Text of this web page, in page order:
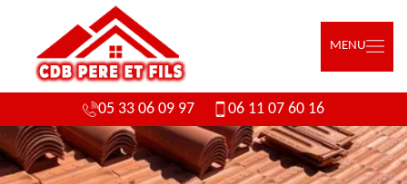
MENU
05 33 06 09 97 06 11 07 60 16